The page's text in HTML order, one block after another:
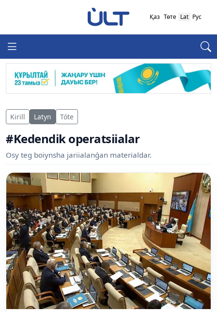
Қаз Төте Lat Рус
Kirill Latyn Tóte
#Kedendik operatsiialar
Osy teg boiynsha jariialanǵan materialdar.